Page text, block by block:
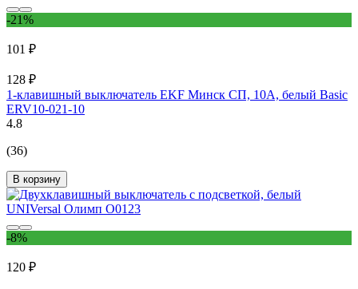
-21%
101 ₽
128 ₽
1-клавишный выключатель EKF Минск СП, 10А, белый Basic
ERV10-021-10
4.8
(36)
В корзину
-8%
120 ₽